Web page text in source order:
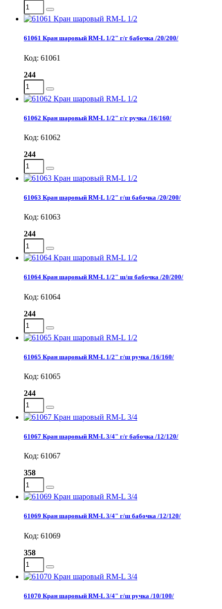
61061 Кран шаровый RM-L 1/2" г/г бабочка /20/200/
Код: 61061
244
61062 Кран шаровый RM-L 1/2" г/г ручка /16/160/
Код: 61062
244
61063 Кран шаровый RM-L 1/2" г/ш бабочка /20/200/
Код: 61063
244
61064 Кран шаровый RM-L 1/2" ш/ш бабочка /20/200/
Код: 61064
244
61065 Кран шаровый RM-L 1/2" г/ш ручка /16/160/
Код: 61065
244
61067 Кран шаровый RM-L 3/4" г/г бабочка /12/120/
Код: 61067
358
61069 Кран шаровый RM-L 3/4" г/ш бабочка /12/120/
Код: 61069
358
61070 Кран шаровый RM-L 3/4" г/ш ручка /10/100/